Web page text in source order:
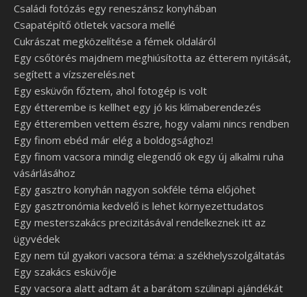
Családi fotózás egy reneszánsz konyhában
Csapatépítő ötletek vacsora mellé
Cukrászat megközelítése a fémek oldaláról
Egy csőtörés majdnem meghiúsította az étterem nyitását,
segített a vízszerelés.net
Egy esküvőn főztem, ahol fotogép is volt
Egy étterembe is kellhet egy jó kis klímaberendezés
Egy étteremben vettem észre, hogy valami nincs rendben
Egy finom ebéd már elég a boldogsághoz!
Egy finom vacsora mindig elegendő ok egy új alkalmi ruha
vásárlásához
Egy gasztro konyhán nagyon sokféle téma előjöhet
Egy gasztronómia kedvelő is lehet környezettudatos
Egy mesterszakács precizitásával rendelkeznek itt az
ügyvédek
Egy nem túl gyakori vacsora téma: a székhelyszolgáltatás
Egy szakács esküvője
Egy vacsora alatt adtam át a barátom szülinapi ajándékát